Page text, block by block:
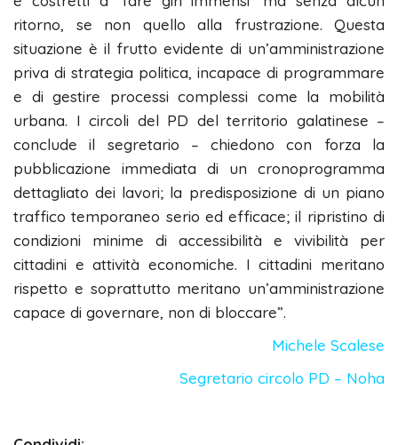
ritorno, se non quello alla frustrazione. Questa
situazione è il frutto evidente di un’amministrazione
priva di strategia politica, incapace di programmare
e di gestire processi complessi come la mobilità
urbana. I circoli del PD del territorio galatinese –
conclude il segretario – chiedono con forza la
pubblicazione immediata di un cronoprogramma
dettagliato dei lavori; la predisposizione di un piano
traffico temporaneo serio ed efficace; il ripristino di
condizioni minime di accessibilità e vivibilità per
cittadini e attività economiche. I cittadini meritano
rispetto e soprattutto meritano un’amministrazione
capace di governare, non di bloccare”.
Michele Scalese
Segretario circolo PD – Noha